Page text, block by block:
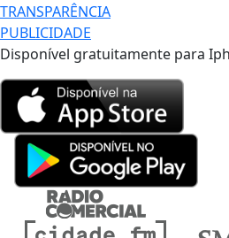
TRANSPARÊNCIA
PUBLICIDADE
Disponível gratuitamente para